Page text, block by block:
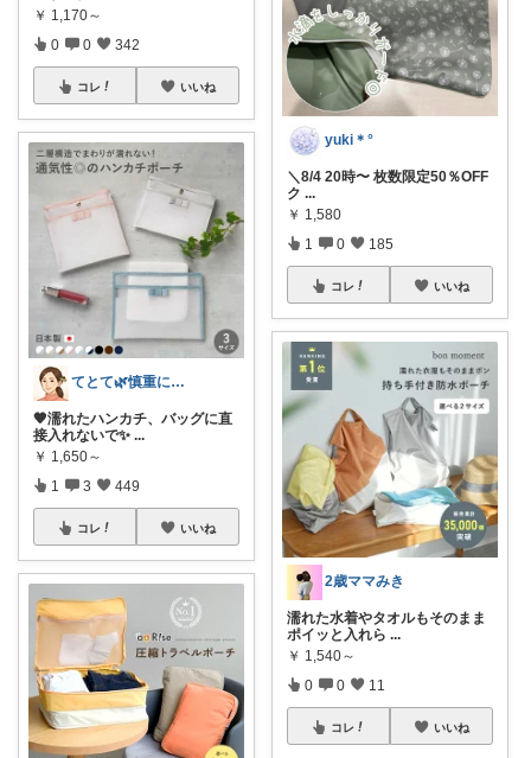
￥ 1,170～
0 0 342
コレ いいね
てとて🌿慎重に選ぶ派🧺💚
🧡濡れたハンカチ、バッグに直
接入れないで✨ ...
￥ 1,650～
1 3 449
コレ いいね
yuki＊°
＼8/4 20時〜 枚数限定50％OFF
ク ...
￥ 1,580
1 0 185
コレ いいね
2歳ママみき
濡れた水着やタオルもそのまま
ポイッと入れら ...
￥ 1,540～
0 0 11
コレ いいね